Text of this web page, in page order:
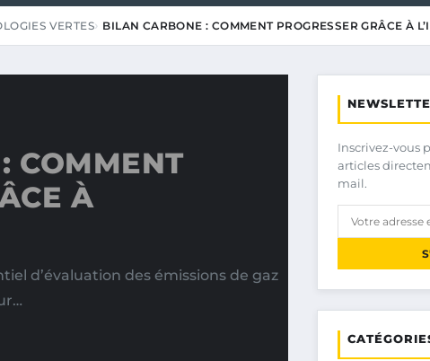
VERTES BILAN CARBONE : COMMENT PROGRESSER GRÂCE À
COMMENT
À
d’évaluation des émissions de gaz
Inscrivez-vous
articles
mail.